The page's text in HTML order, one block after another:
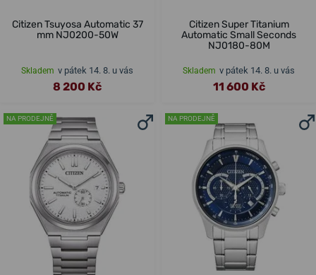
Citizen Tsuyosa Automatic 37
mm NJ0200-50W
Skladem v pátek 14. 8. u vás
8 200 Kč
Citizen Super Titanium
Automatic Small Seconds
NJ0180-80M
Skladem v pátek 14. 8. u vás
11 600 Kč
NA PRODEJNĚ NA PRODEJNĚ